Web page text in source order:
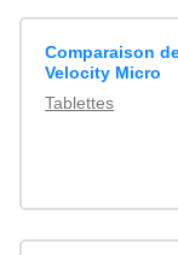
Comparaison
Velocity Micro
Tablettes